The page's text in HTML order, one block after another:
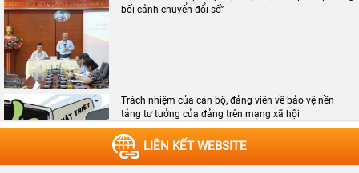
bối cảnh chuyển đổi số”
Trách nhiệm của cán bộ, đảng viên về bảo vệ nền
tảng tư tưởng của đảng trên mạng xã hội
LIÊN KẾT WEBSITE